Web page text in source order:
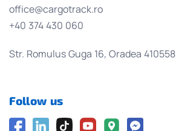
office@cargotrack.ro
+40 374 430 060
Str. Romulus Guga 16, Oradea 410558
Follow us